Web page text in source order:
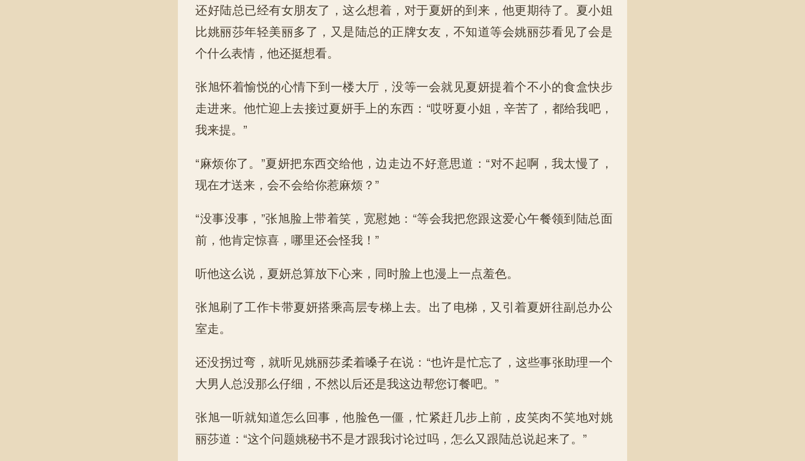
还好陆总已经有女朋友了，这么想着，对于夏妍的到来，他更期待了。夏小姐
比姚丽莎年轻美丽多了，又是陆总的正牌女友，不知道等会姚丽莎看见了会是
个什么表情，他还挺想看。
张旭怀着愉悦的心情下到一楼大厅，没等一会就见夏妍提着个不小的食盒快步
走进来。他忙迎上去接过夏妍手上的东西：“哎呀夏小姐，辛苦了，都给我吧，
我来提。”
“麻烦你了。”夏妍把东西交给他，边走边不好意思道：“对不起啊，我太慢了，
现在才送来，会不会给你惹麻烦？”
“没事没事，”张旭脸上带着笑，宽慰她：“等会我把您跟这爱心午餐领到陆总面
前，他肯定惊喜，哪里还会怪我！”
听他这么说，夏妍总算放下心来，同时脸上也漫上一点羞色。
张旭刷了工作卡带夏妍搭乘高层专梯上去。出了电梯，又引着夏妍往副总办公
室走。
还没拐过弯，就听见姚丽莎柔着嗓子在说：“也许是忙忘了，这些事张助理一个
大男人总没那么仔细，不然以后还是我这边帮您订餐吧。”
张旭一听就知道怎么回事，他脸色一僵，忙紧赶几步上前，皮笑肉不笑地对姚
丽莎道：“这个问题姚秘书不是才跟我讨论过吗，怎么又跟陆总说起来了。”